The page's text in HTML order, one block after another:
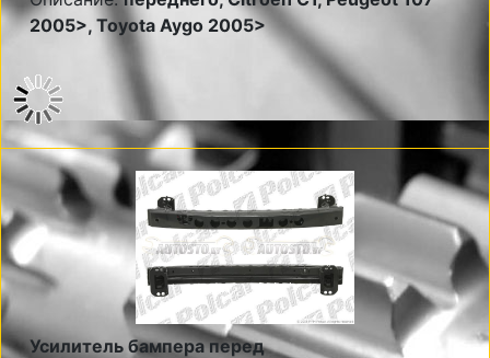
2005>, Toyota Aygo 2005>
Усилитель бампера перед